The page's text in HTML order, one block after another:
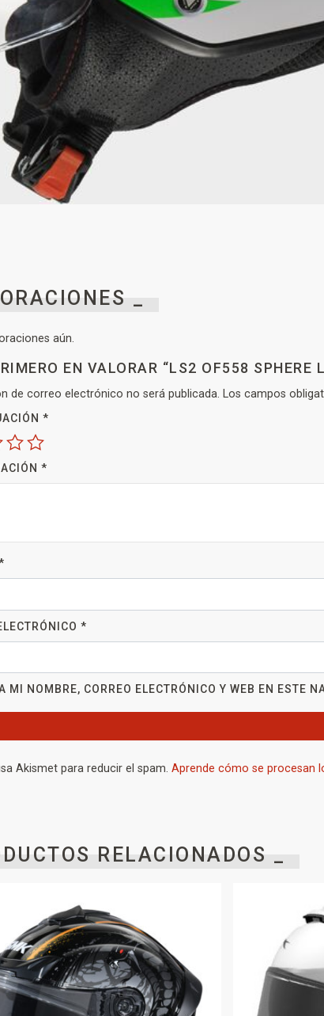
_
aún.
EN VALORAR “LS2 OF558 SPHERE
de correo electrónico no será publicada. Los campos
*
*
*
MI NOMBRE, CORREO ELECTRÓNICO Y WEB EN ESTE
Akismet para reducir el spam. Aprende cómo se procesan
RELACIONADOS _